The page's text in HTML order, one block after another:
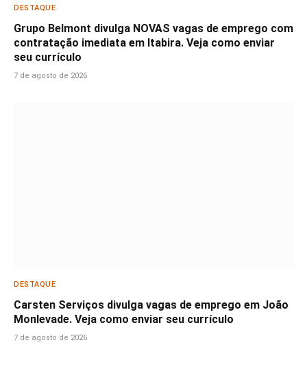
DESTAQUE
Grupo Belmont divulga NOVAS vagas de emprego com
contratação imediata em Itabira. Veja como enviar
seu currículo
7 de agosto de 2026
DESTAQUE
Carsten Serviços divulga vagas de emprego em João
Monlevade. Veja como enviar seu currículo
7 de agosto de 2026